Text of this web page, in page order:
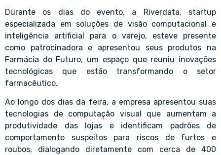
Durante os dias do evento, a Riverdata, startup
especializada em soluções de visão computacional e
inteligência artificial para o varejo, esteve presente
como patrocinadora e apresentou seus produtos na
Farmácia do Futuro, um espaço que reuniu inovações
tecnológicas que estão transformando o setor
farmacêutico.
Ao longo dos dias da feira, a empresa apresentou suas
tecnologias de computação visual que aumentam a
produtividade das lojas e identificam padrões de
comportamento suspeitos para riscos de furtos e
roubos, dialogando diretamente com cerca de 400